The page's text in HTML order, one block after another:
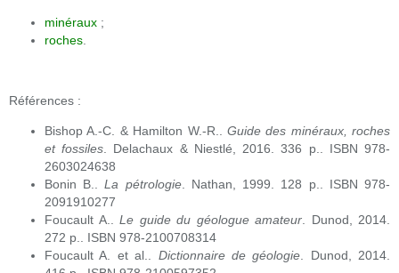
minéraux ;
roches
Références :
Bishop A.-C. & Hamilton W.-R.. Guide des minéraux, roches
et fossiles . Delachaux & Niestlé, 2016. 336 p.. ISBN 978-
2603024638
Bonin B..La pétrologie. Nathan, 1999. 128 p.. ISBN 978-
2091910277
Foucault A.. Le guide du géologue amateur . Dunod, 2014.
272 p.. ISBN 978-2100708314
Foucault A. et al.. Dictionnaire de géologie . Dunod, 2014.